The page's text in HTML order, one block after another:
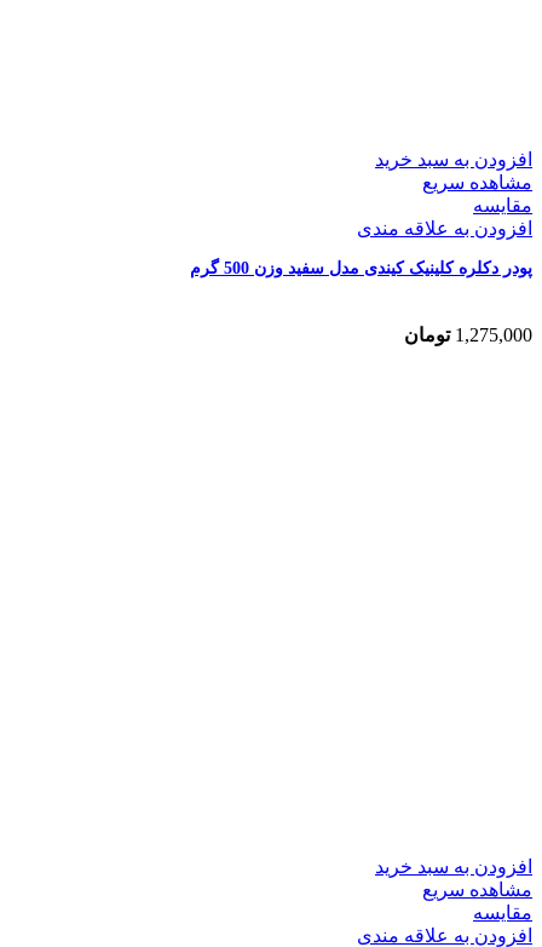
افزودن به سبد خرید
مشاهده سریع
مقایسه
افزودن به علاقه مندی
پودر دکلره کلینیک کیندی مدل سفید وزن 500 گرم
1,275,000 تومان
افزودن به سبد خرید
مشاهده سریع
مقایسه
افزودن به علاقه مندی